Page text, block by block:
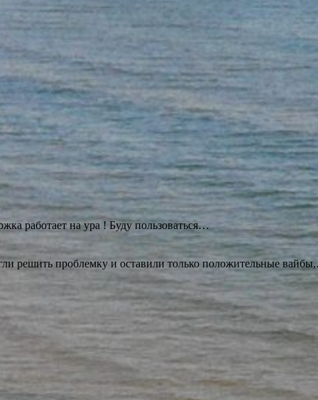
работает на ура ! Будупользоваться…
решить проблемку и оставили только положительные